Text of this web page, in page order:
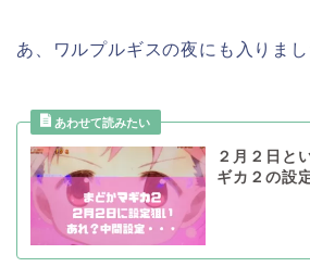
あ、ワルプルギスの夜にも入りまし
２月２日と
ギカ２の設